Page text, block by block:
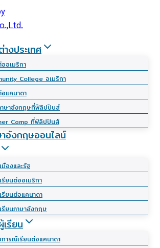
งประเทศ
อเมริกา
College อเมริกา
แคนาดา
าษาอังกฤษที่ฟิลิปปินส์
Camp ที่ฟิลิปปินส์
าอังกฤษออนไลน์
องและรัฐ
รียนต่ออเมริกา
รียนต่อแคนาดา
รียนภาษาอังกฤษ
รียน
การณ์เรียนต่อแคนาดา